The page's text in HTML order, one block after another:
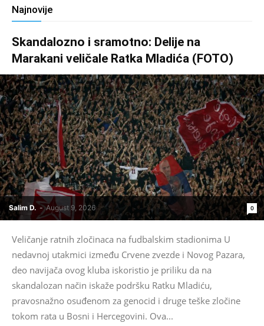
Najnovije
Skandalozno i sramotno: Delije na
Marakani veličale Ratka Mladića (FOTO)
Salim D. - August 9, 2026 0
Veličanje ratnih zločinaca na fudbalskim stadionima U
nedavnoj utakmici između Crvene zvezde i Novog Pazara,
deo navijača ovog kluba iskoristio je priliku da na
skandalozan način iskaže podršku Ratku Mladiću,
pravosnažno osuđenom za genocid i druge teške zločine
tokom rata u Bosni i Hercegovini. Ova...